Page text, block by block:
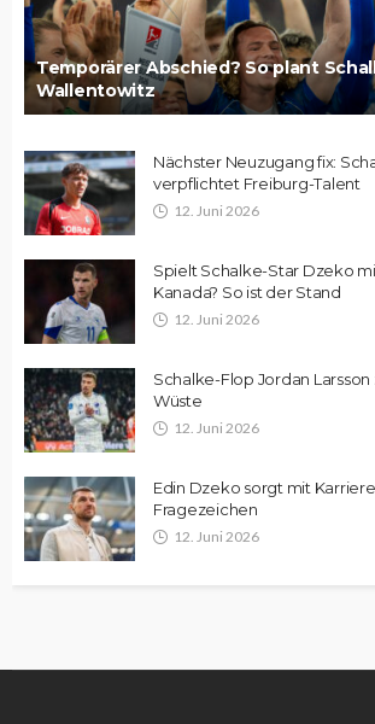
Temporärer Abschied? So plant
Wallentowitz
Nächster Neuzugang fix:
verpflichtet Freiburg-Talent
12. Juni 2026
Spielt Schalke-Star Dzeko
Kanada? So ist der Stand
12. Juni 2026
Schalke-Flop Jordan Larsson
Wüste
12. Juni 2026
Edin Dzeko sorgt mit
Fragezeichen
12. Juni 2026